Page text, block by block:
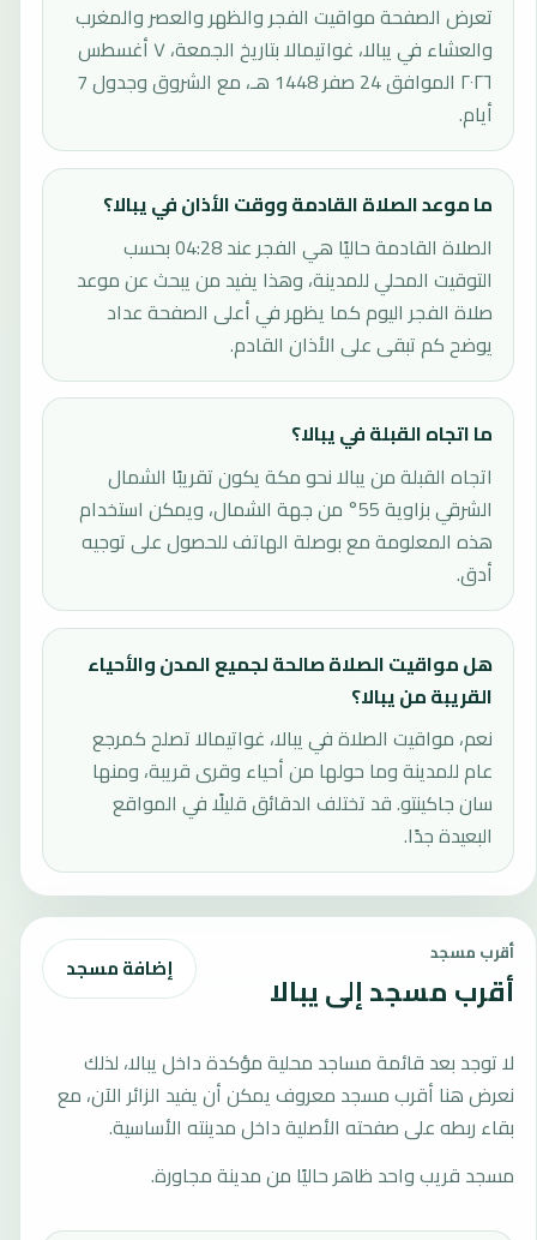
تعرض الصفحة مواقيت الفجر والظهر والعصر والمغرب
والعشاء في يبالا، غواتيمالا بتاريخ الجمعة، ٧ أغسطس
٢٠٢٦ الموافق 24 صفر 1448 هـ، مع الشروق وجدول 7
أيام.
ما موعد الصلاة القادمة ووقت الأذان في يبالا؟
الصلاة القادمة حاليًا هي الفجر عند 04:28 بحسب
التوقيت المحلي للمدينة، وهذا يفيد من يبحث عن موعد
صلاة الفجر اليوم كما يظهر في أعلى الصفحة عداد
يوضح كم تبقى على الأذان القادم.
ما اتجاه القبلة في يبالا؟
اتجاه القبلة من يبالا نحو مكة يكون تقريبًا الشمال
الشرقي بزاوية 55° من جهة الشمال، ويمكن استخدام
هذه المعلومة مع بوصلة الهاتف للحصول على توجيه
أدق.
هل مواقيت الصلاة صالحة لجميع المدن والأحياء
القريبة من يبالا؟
نعم، مواقيت الصلاة في يبالا، غواتيمالا تصلح كمرجع
عام للمدينة وما حولها من أحياء وقرى قريبة، ومنها
سان جاكينتو. قد تختلف الدقائق قليلًا في المواقع
البعيدة جدًا.
أقرب مسجد
أقرب مسجد إلى يبالا إضافة مسجد
لا توجد بعد قائمة مساجد محلية مؤكدة داخل يبالا، لذلك
نعرض هنا أقرب مسجد معروف يمكن أن يفيد الزائر الآن، مع
بقاء ربطه على صفحته الأصلية داخل مدينته الأساسية.
مسجد قريب واحد ظاهر حاليًا من مدينة مجاورة.